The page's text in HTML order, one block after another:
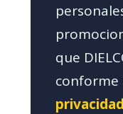
que
conforme